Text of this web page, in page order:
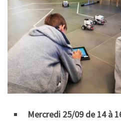
Mercredi 25/09 de 14 à